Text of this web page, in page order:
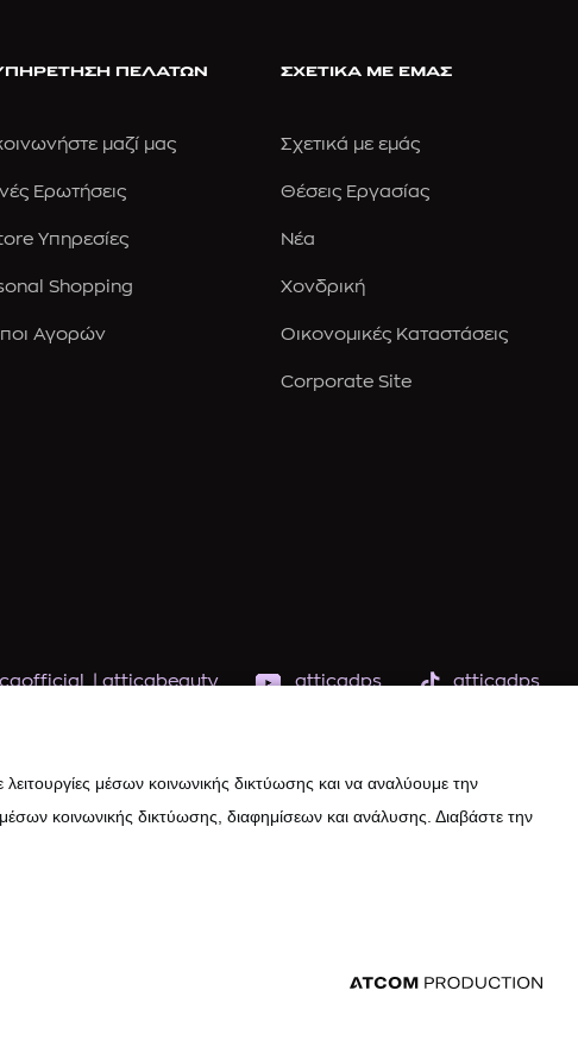
ΠΕΛΑΤΩΝ
μαζί μας
Ερωτήσεις
Υπηρεσίες
Shopping
Αγορών
ΣΧΕΤΙΚΑ ΜΕ ΕΜΑΣ
Σχετικά με εμάς
Θέσεις Εργασίας
Νέα
Χονδρική
Οικονομικές Καταστάσεις
Corporate Site
|atticabeauty atticadps atticadps
μέσων κοινωνικής δικτύωσης και να αναλύουμε την
κοινωνικής δικτύωσης, διαφημίσεων και ανάλυσης. Διαβάστε την